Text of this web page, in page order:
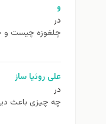
و
در
چلغوزه چیست و
علی روئیا ساز
در
چه چیزی باعث